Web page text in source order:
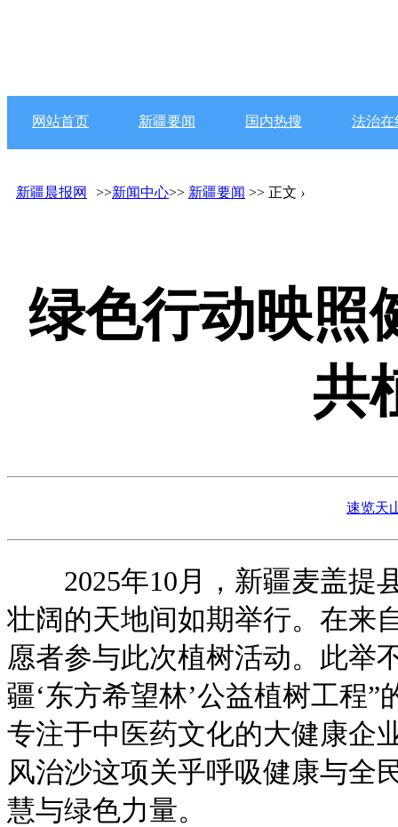
网站首页 新疆要闻 国内热搜 法治在
新疆晨报网 >>新闻中心>> 新疆要闻 >> 正文 ›
绿色行动映照
共
速览天
2025年10月，新疆麦盖提
壮阔的天地间如期举行。在来
愿者参与此次植树活动。此举
疆‘东方希望林’公益植树工程
专注于中医药文化的大健康企
风治沙这项关乎呼吸健康与全
慧与绿色力量。